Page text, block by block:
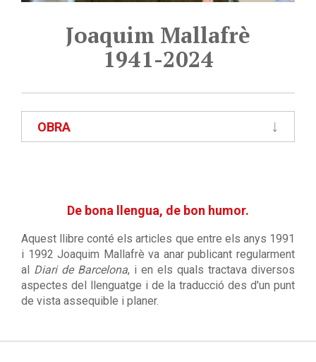
Joaquim Mallafrè
1941-2024
OBRA
De bona llengua, de bon humor.
Aquest llibre conté els articles que entre els anys 1991
i 1992 Joaquim Mallafrè va anar publicant regularment
al Diari de Barcelona, i en els quals tractava diversos
aspectes del llenguatge i de la traducció des d'un punt
de vista assequible i planer.